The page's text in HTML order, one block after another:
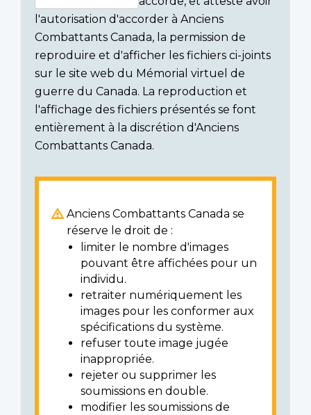
Consent
section
l'autorisation d'accorder à Anciens
Combattants Canada, la permission de
reproduire et d'afficher les fichiers ci-joints
sur le site web du Mémorial virtuel de
guerre du Canada. La reproduction et
l'affichage des fichiers présentés se font
entièrement à la discrétion d'Anciens
Combattants Canada.
Anciens Combattants Canada se
réserve le droit de :
limiter le nombre d'images
pouvant être affichées pour un
individu.
retraiter numériquement les
images pour les conformer aux
spécifications du système.
refuser toute image jugée
inappropriée.
rejeter ou supprimer les
soumissions en double.
modifier les soumissions de